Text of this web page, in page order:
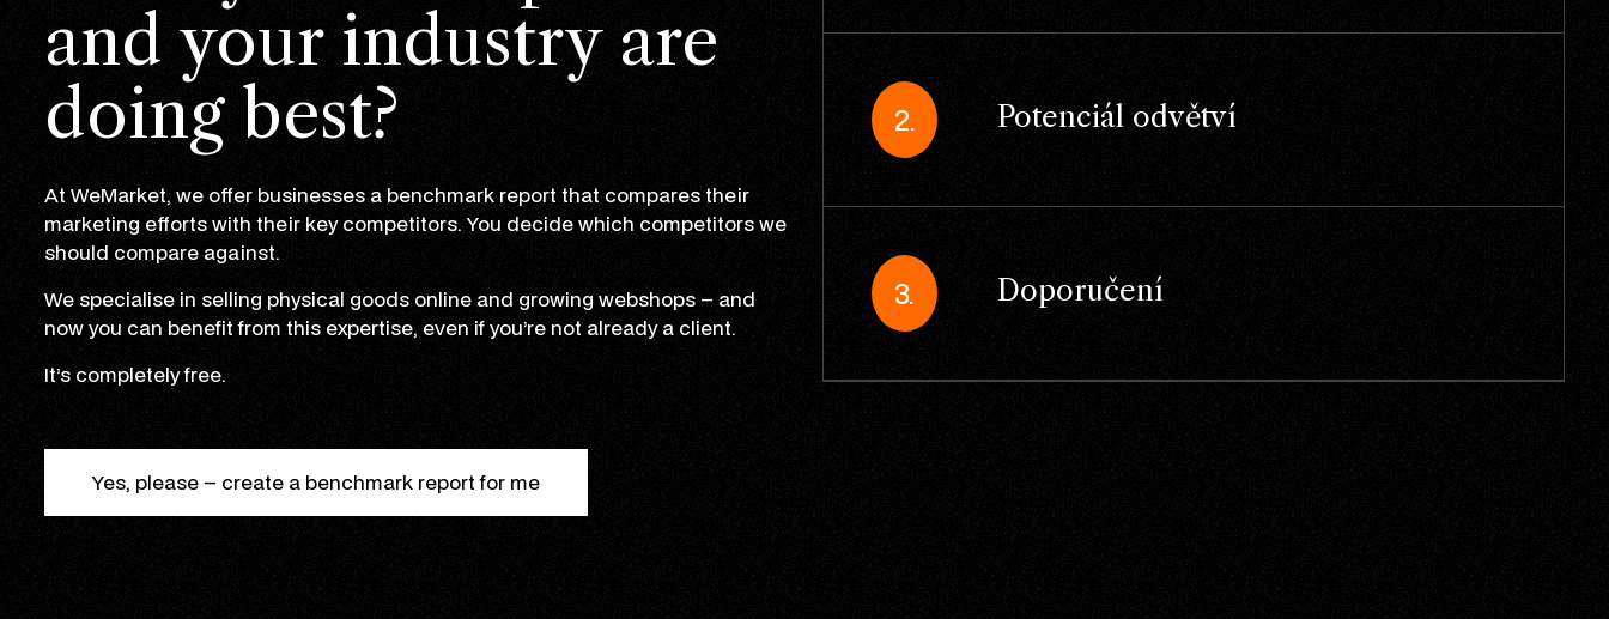
Sociální média
E-mail a automatizace
Amazon
Alibaba.com
Internationalizace
Podpora Sofie
Marketing Michael
Profitmetrics
Looker Studio
and your industry are
doing best?
At WeMarket, we offer businesses a benchmark report that compares their
marketing efforts with their key competitors. You decide which competitors we
should compare against.
We specialise in selling physical goods online and growing webshops – and
now you can benefit from this expertise, even if you’re not already a client.
It’s completely free.
Yes, please – create a benchmark report for me
2. Potenciál odvětví
3. Doporučení